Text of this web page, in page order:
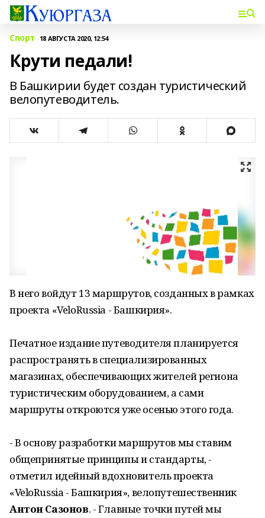
Спорт 18 АВГУСТА 2020, 12:54
Крути педали!
В Башкирии будет создан туристический
велопутеводитель.
В него войдут 13 маршрутов, созданных в рамках
проекта «VeloRussia - Башкирия».
Печатное издание путеводителя планируется
распространять в специализированных
магазинах, обеспечивающих жителей региона
туристическим оборудованием, а сами
маршруты откроются уже осенью этого года.
- В основу разработки маршрутов мы ставим
общепринятые принципы и стандарты, -
отметил идейный вдохновитель проекта
«VeloRussia - Башкирия», велопутешественник
Антон Сазонов. - Главные точки путей мы